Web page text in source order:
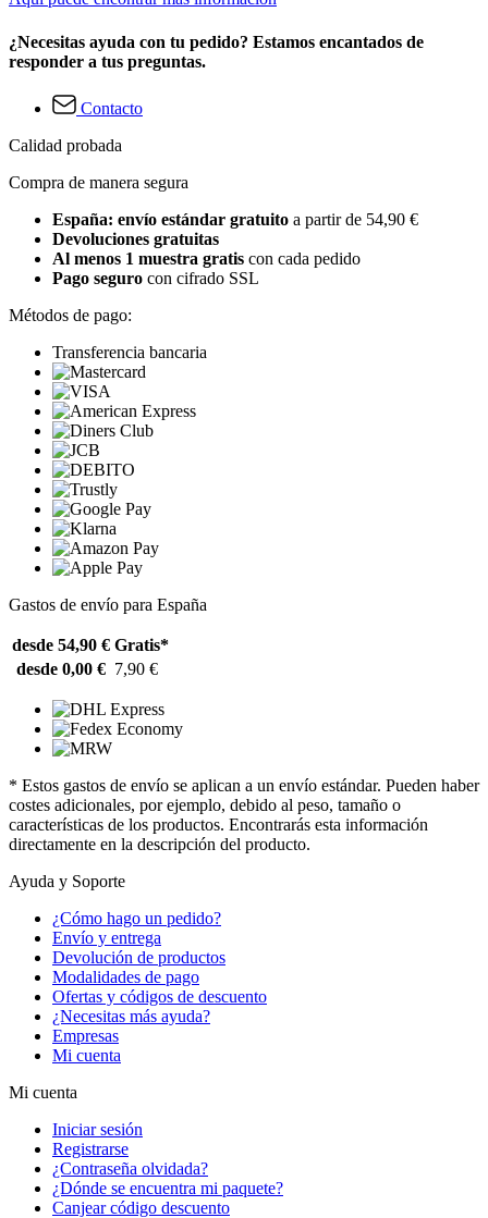
¿Necesitas ayuda con tu pedido? Estamos encantados de
responder a tus preguntas.
Contacto
Calidad probada
Compra de manera segura
España: envío estándar gratuito a partir de 54,90 €
Devoluciones gratuitas
Al menos 1 muestra gratis con cada pedido
Pago seguro con cifrado SSL
Métodos de pago:
Transferencia bancaria
Gastos de envío para España
desde 54,90 € Gratis*
desde 0,00 € 7,90 €
* Estos gastos de envío se aplican a un envío estándar. Pueden haber
costes adicionales, por ejemplo, debido al peso, tamaño o
características de los productos. Encontrarás esta información
directamente en la descripción del producto.
Ayuda y Soporte
¿Cómo hago un pedido?
Envío y entrega
Devolución de productos
Modalidades de pago
Ofertas y códigos de descuento
¿Necesitas más ayuda?
Empresas
Mi cuenta
Mi cuenta
Iniciar sesión
Registrarse
¿Contraseña olvidada?
¿Dónde se encuentra mi paquete?
Canjear código descuento